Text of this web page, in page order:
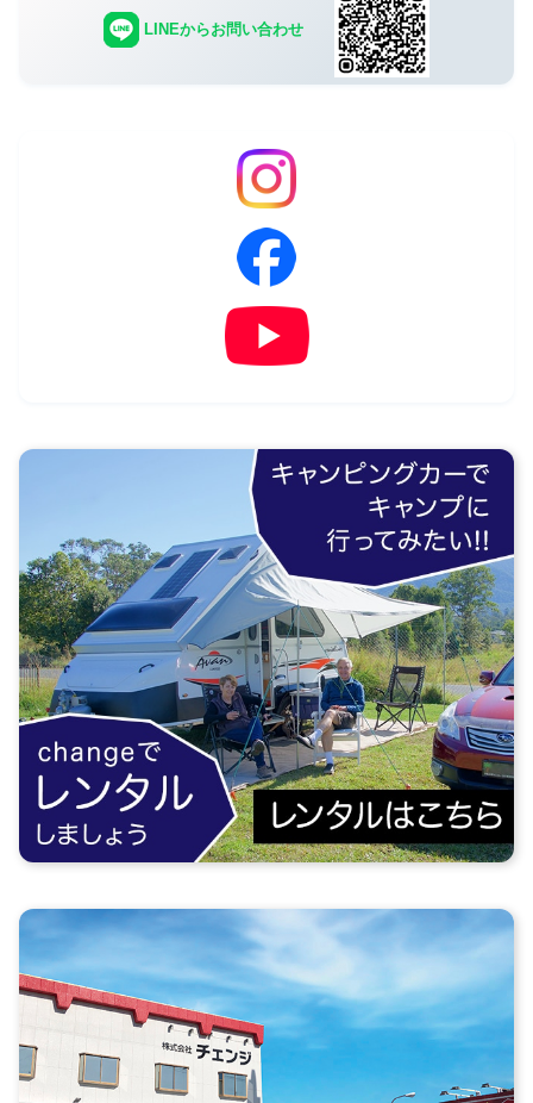
LINEからお問い合わせ